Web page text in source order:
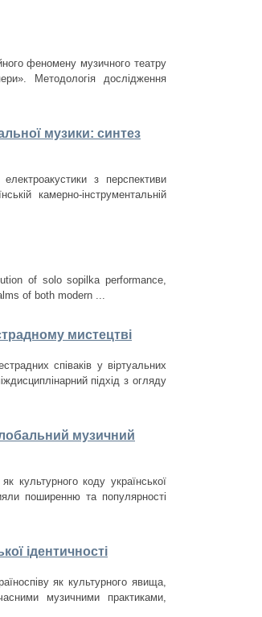
феномену музичного театру
Методологія дослідження
музики: синтез
з перспективи
камерно-інструментальній
of solo sopilka performance,
of both modern ...
мистецтві
співаків у віртуальних
підхід з огляду
музичний
культурного коду української
поширенню та популярності
ідентичності
як культурного явища,
музичними практиками,